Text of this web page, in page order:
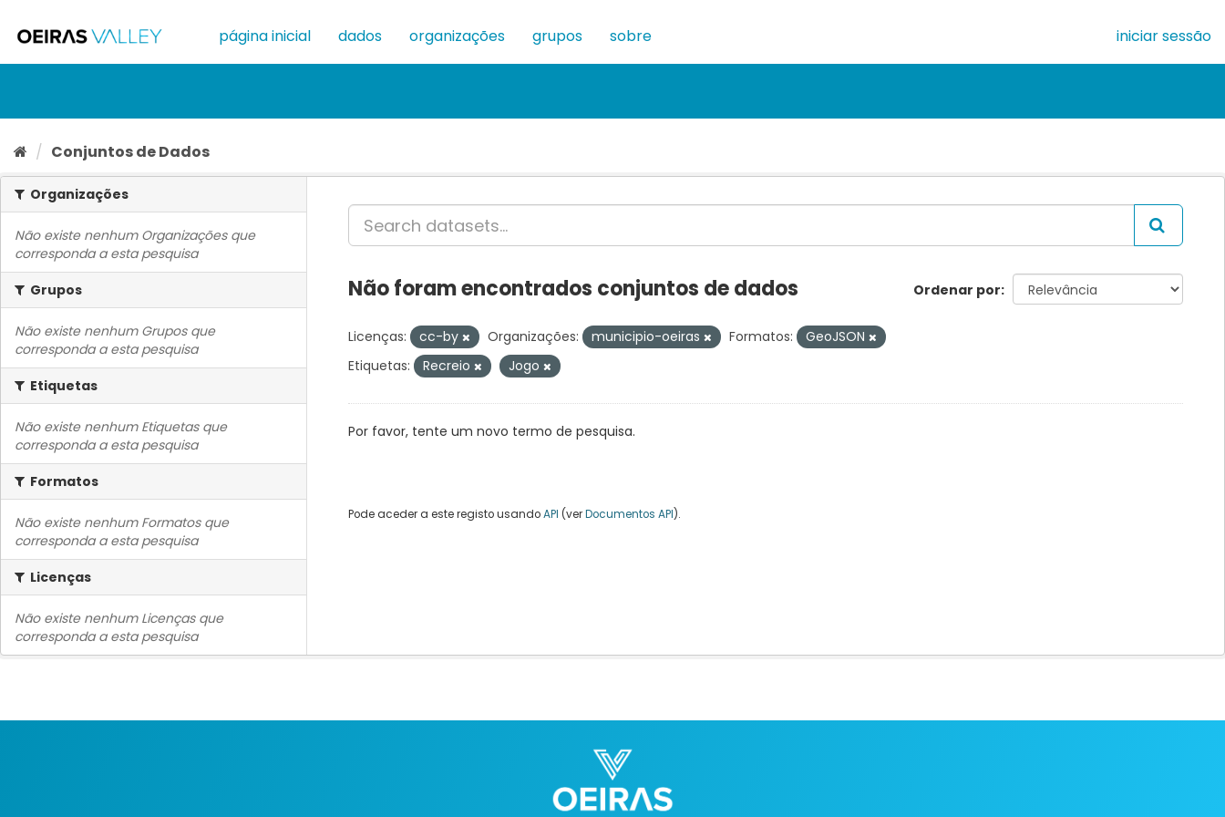
para
conteúdo
página inicial dados organizações grupos sobre iniciar sessão
Conjuntos de Dados
Organizações
Não existe nenhum Organizações que
corresponda a esta pesquisa
Grupos
Não existe nenhum Grupos que
corresponda a esta pesquisa
Etiquetas
Não existe nenhum Etiquetas que
corresponda a esta pesquisa
Formatos
Não existe nenhum Formatos que
corresponda a esta pesquisa
Licenças
Não existe nenhum Licenças que
corresponda a esta pesquisa
Ordenar por
Não foram encontrados conjuntos de dados
Licenças: cc-by Organizações: municipio-oeiras Formatos:
GeoJSON
Etiquetas:
Recreio Jogo
Por favor, tente um novo termo de pesquisa.
Pode aceder a este registo usandoAPI (verDocumentos API).